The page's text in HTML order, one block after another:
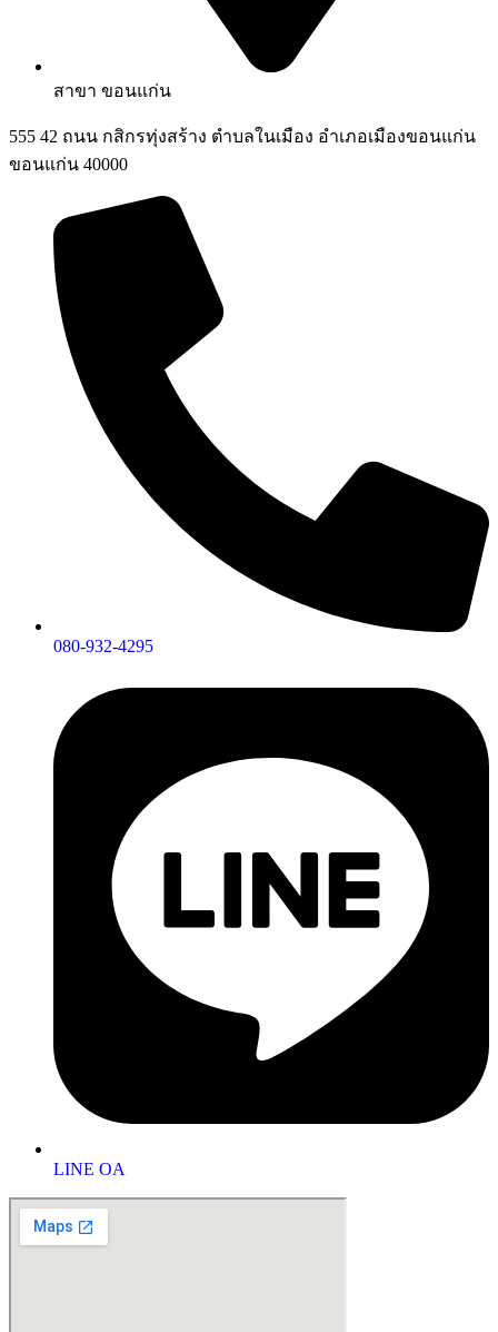
สาขา ขอนแก่น
555 42 ถนน กสิกรทุ่งสร้าง ตำบลในเมือง อำเภอเมืองขอนแก่น
ขอนแก่น 40000
080-932-4295
LINE OA